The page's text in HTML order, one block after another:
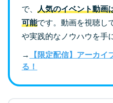
で、 人気のイベント動画
可能です。動画を視聴し
や実践的なノウハウを手
→
【限定配信】アーカ
る！